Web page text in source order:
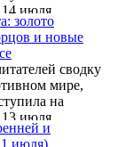
июля.
золото
и новые
сводку
мире,
на
июля.
и
июля)